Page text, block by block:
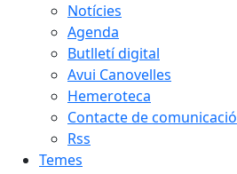
Notícies
Agenda
Butlletí digital
Avui Canovelles
Hemeroteca
Contacte de comunicació
Rss
Temes